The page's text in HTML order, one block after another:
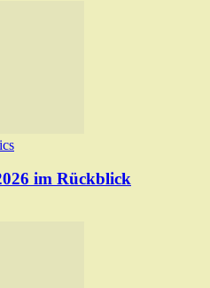
im Rückblick